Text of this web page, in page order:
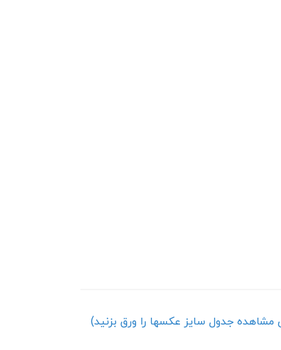
مشاهده جدول سایز عکسها را ورق بزنید)